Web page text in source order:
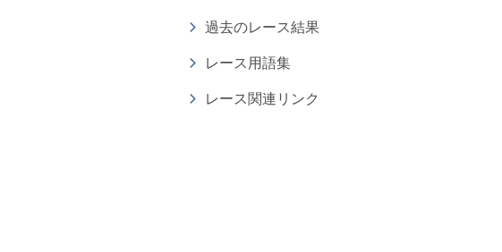
過去のレース結果
レース用語集
レース関連リンク